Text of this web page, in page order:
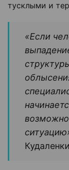
тусклыми и
«Если